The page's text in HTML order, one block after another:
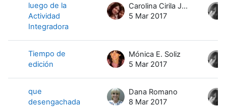
luego de la
Actividad
Integradora
Carolina Cirila Jurado
5 Mar 2017
Tiempo de
edición
Mónica E. Soliz
5 Mar 2017
que
desengachada
Dana Romano
8 Mar 2017